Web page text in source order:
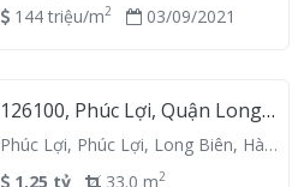
144 triệu/m2 03/09/2021
126100, Phúc Lợi, Quận Long
Biên, Hanoi, Vietnam
Phúc Lợi, Phúc Lợi, Long Biên, Hà
Nội
1.25 tỷ 33.0 m2